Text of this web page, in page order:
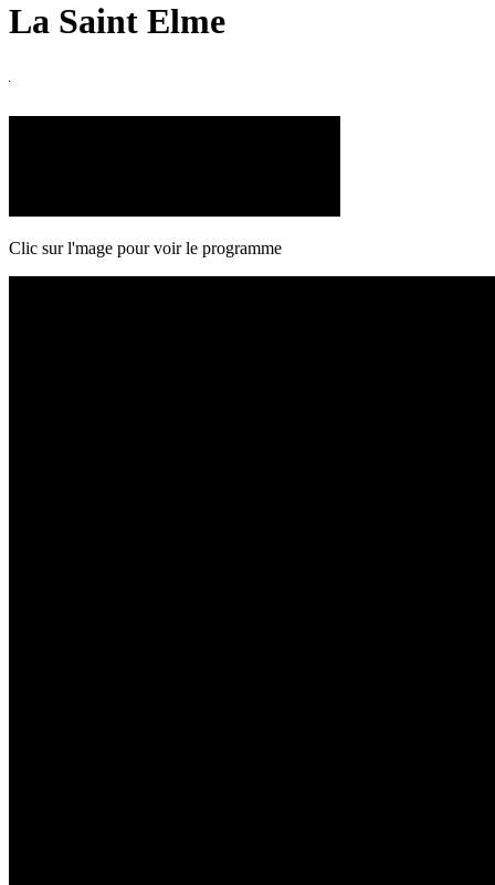
La Saint Elme
Clic sur l'mage pour voir le programme